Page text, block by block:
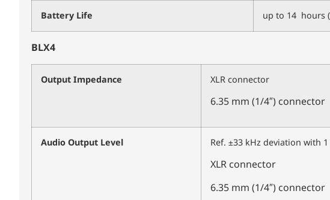
Battery Life up to 14 hours
BLX4
Output Impedance XLR connector
6.35 mm (1/4″)
Audio Output Level Ref. ±33 kHz deviation with
XLR connector
6.35 mm (1/4″)